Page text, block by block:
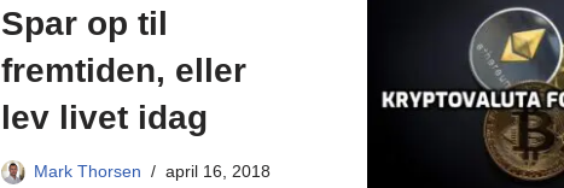
Spar op til
fremtiden, eller
lev livet idag
Mark Thorsen april 16, 2018